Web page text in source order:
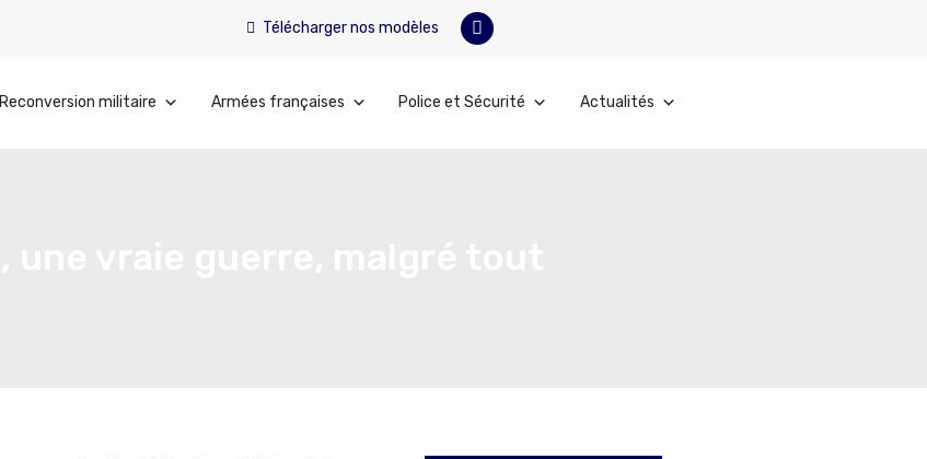
Télécharger nos modèles
Reconversion militaire Armées françaises Police et Sécurité Actualités